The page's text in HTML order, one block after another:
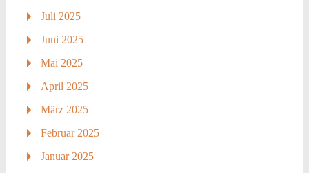
Juli 2025
Juni 2025
Mai 2025
April 2025
März 2025
Februar 2025
Januar 2025